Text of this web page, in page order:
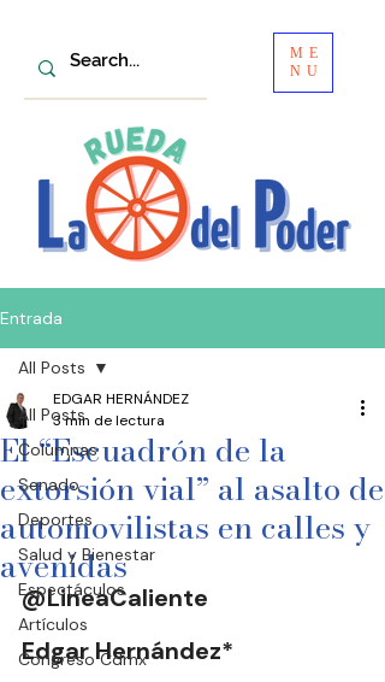
ME
NU
Entrada
All Posts
Columnas
Senado
Deportes
Salud y Bienestar
Espectáculos
Artículos
Congreso Cdmx
All Posts
El “Escuadrón de la
extorsión vial” al asalto de
automovilistas en calles y
avenidas
EDGAR HERNÁNDEZ
3 min de lectura
@LineaCaliente
Edgar Hernández*